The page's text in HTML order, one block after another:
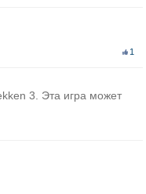
1
3. Эта игра может